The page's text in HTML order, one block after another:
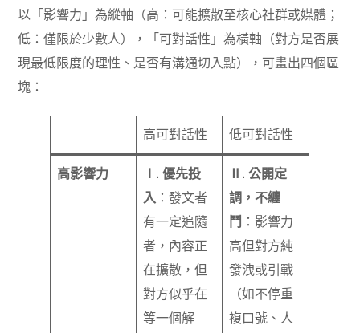
以「影響力」為縱軸（高：可能擴散至核心社群或媒體；
低：僅限於少數人），「可對話性」為橫軸（對方是否展
現最低限度的理性、是否有溝通切入點），可畫出四個區
塊：
高可對話性 低可對話性
高影響力
Ⅰ. 優先投
入 ：發文者
有一定追隨
者，內容正
在擴散，但
對方似乎在
等一個解
Ⅱ. 公開定
調，不纏
鬥 ：影響力
高但對方純
發洩或引戰
（如不停重
複口號、人